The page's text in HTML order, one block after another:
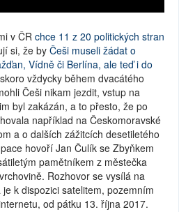
v ČR chce 11 z 20 politických stran
si, že by Češi museli žádat o
Vídně či Berlína, ale teď i do
vždycky během dvacátého
Češi nikam jezdit, vstup na
byl zakázán, a to přesto, že po
například na Českomoravské
a o dalších zážitcích desetiletého
hovoří Jan Čulík se Zbyňkem
pamětníkem z městečka
Rozhovor se vysílá na
k dispozici satelitem, pozemním
od pátku 13. října 2017.